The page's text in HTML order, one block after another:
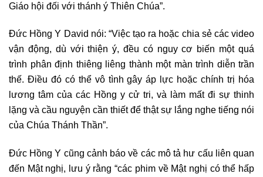
Giáo hội đối với thánh ý Thiên Chúa”.
Đức Hồng Y David nói: “Việc tạo ra hoặc chia sẻ các video
vận động, dù với thiện ý, đều có nguy cơ biến một quá
trình phân định thiêng liêng thành một màn trình diễn trần
thế. Điều đó có thể vô tình gây áp lực hoặc chính trị hóa
lương tâm của các Hồng y cử tri, và làm mất đi sự thinh
lặng và cầu nguyện cần thiết để thật sự lắng nghe tiếng nói
của Chúa Thánh Thần”.
Đức Hồng Y cũng cảnh báo về các mô tả hư cấu liên quan
đến Mật nghị, lưu ý rằng “các phim về Mật nghị có thể hấp